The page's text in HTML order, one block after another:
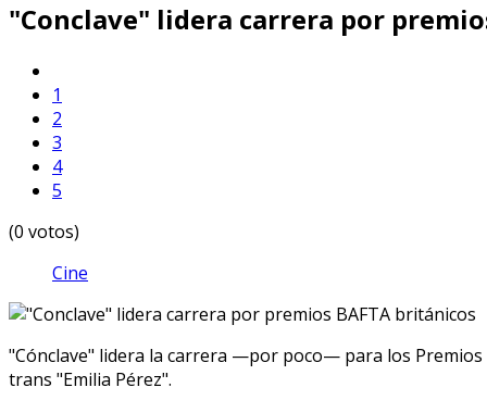
"Conclave" lidera carrera por
1
2
3
4
5
(0 votos)
Cine
"Cónclave" lidera la carrera —por poco— para los Premios
trans "Emilia Pérez".